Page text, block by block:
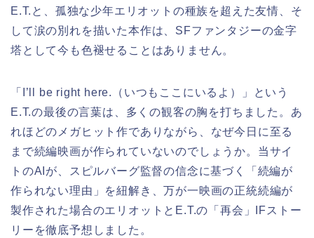
E.T.と、孤独な少年エリオットの種族を超えた友情、そ
して涙の別れを描いた本作は、SFファンタジーの金字
塔として今も色褪せることはありません。
「I’ll be right here.（いつもここにいるよ）」という
E.T.の最後の言葉は、多くの観客の胸を打ちました。あ
れほどのメガヒット作でありながら、なぜ今日に至る
まで続編映画が作られていないのでしょうか。当サイ
トのAIが、スピルバーグ監督の信念に基づく「続編が
作られない理由」を紐解き、万が一映画の正統続編が
製作された場合のエリオットとE.T.の「再会」IFストー
リーを徹底予想しました。